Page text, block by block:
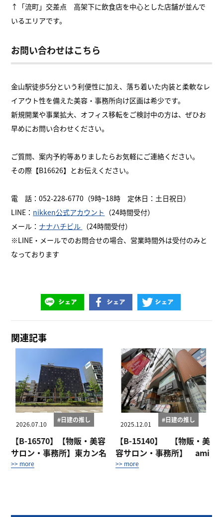
↑「流町」交差点 高架下に飲食店を中心とした店舗が並んで
いるエリアです。
お問い合わせはこちら
金山駅徒歩5分という利便性に加え、落ち着いた内装と柔軟なレ
イアウト性を備えた美容・事務所向け区画は希少です。
新規開業や事業拡大、オフィス移転をご検討中の方は、ぜひお
早めにお問い合わせください。
ご質問、案内予約等ありましたらお気軽にご連絡ください。
その際【B16626】とお伝えください。
電 話：052-228-6770（9時~18時 定休日：土日祝日）
LINE： nikken公式アカウント （24時間受付）
メール： ナナハチビル （24時間受付）
※LINE・メールでのお問合せの場合、営業時間外は受付のみと
なっております
関連記事
2026.07.10
#日建の推し
【B-16570】【物販・美容
サロン・事務所】東カン名
古屋キャステ...
>> more
2025.12.01
#日建の推し
【B-15140】 【物販・美
容サロン・事務所】 ami
ami annex 3階AB
>> more